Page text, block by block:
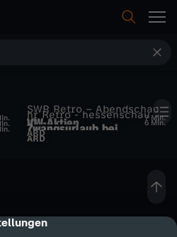
SWR Retro – Abendschau
VW-Aktien
ARD
7 Min.
hr Retro - hessenschau
Zwangsurlaub bei
Volkswagen in Baunatal
ARD
UT 6 Min.